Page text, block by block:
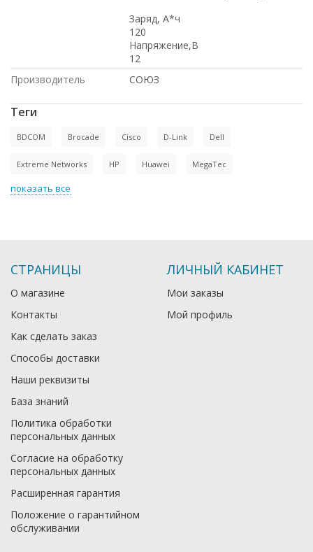
Заряд, А*ч
120
Напряжение,В
12
Производитель
СОЮЗ
Теги
BDCOM Brocade Cisco D-Link Dell
Extreme Networks HP Huawei MegaTec
показать все
СТРАНИЦЫ
О магазине
Контакты
Как сделать заказ
Способы доставки
Наши реквизиты
База знаний
Политика обработки
персональных данных
Согласие на обработку
персональных данных
Расширенная гарантия
Положение о гарантийном
обслуживании
ЛИЧНЫЙ КАБИНЕТ
Мои заказы
Мой профиль